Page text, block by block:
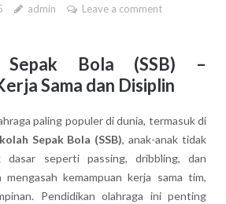
admin Leave a comment
Sepak Bola (SSB) –
Sama dan Disiplin
paling populer di dunia, termasuk di
Sepak Bola (SSB), anak-anak tidak
dasar seperti passing, dribbling, dan
kemampuan kerja sama tim,
Pendidikan olahraga ini penting